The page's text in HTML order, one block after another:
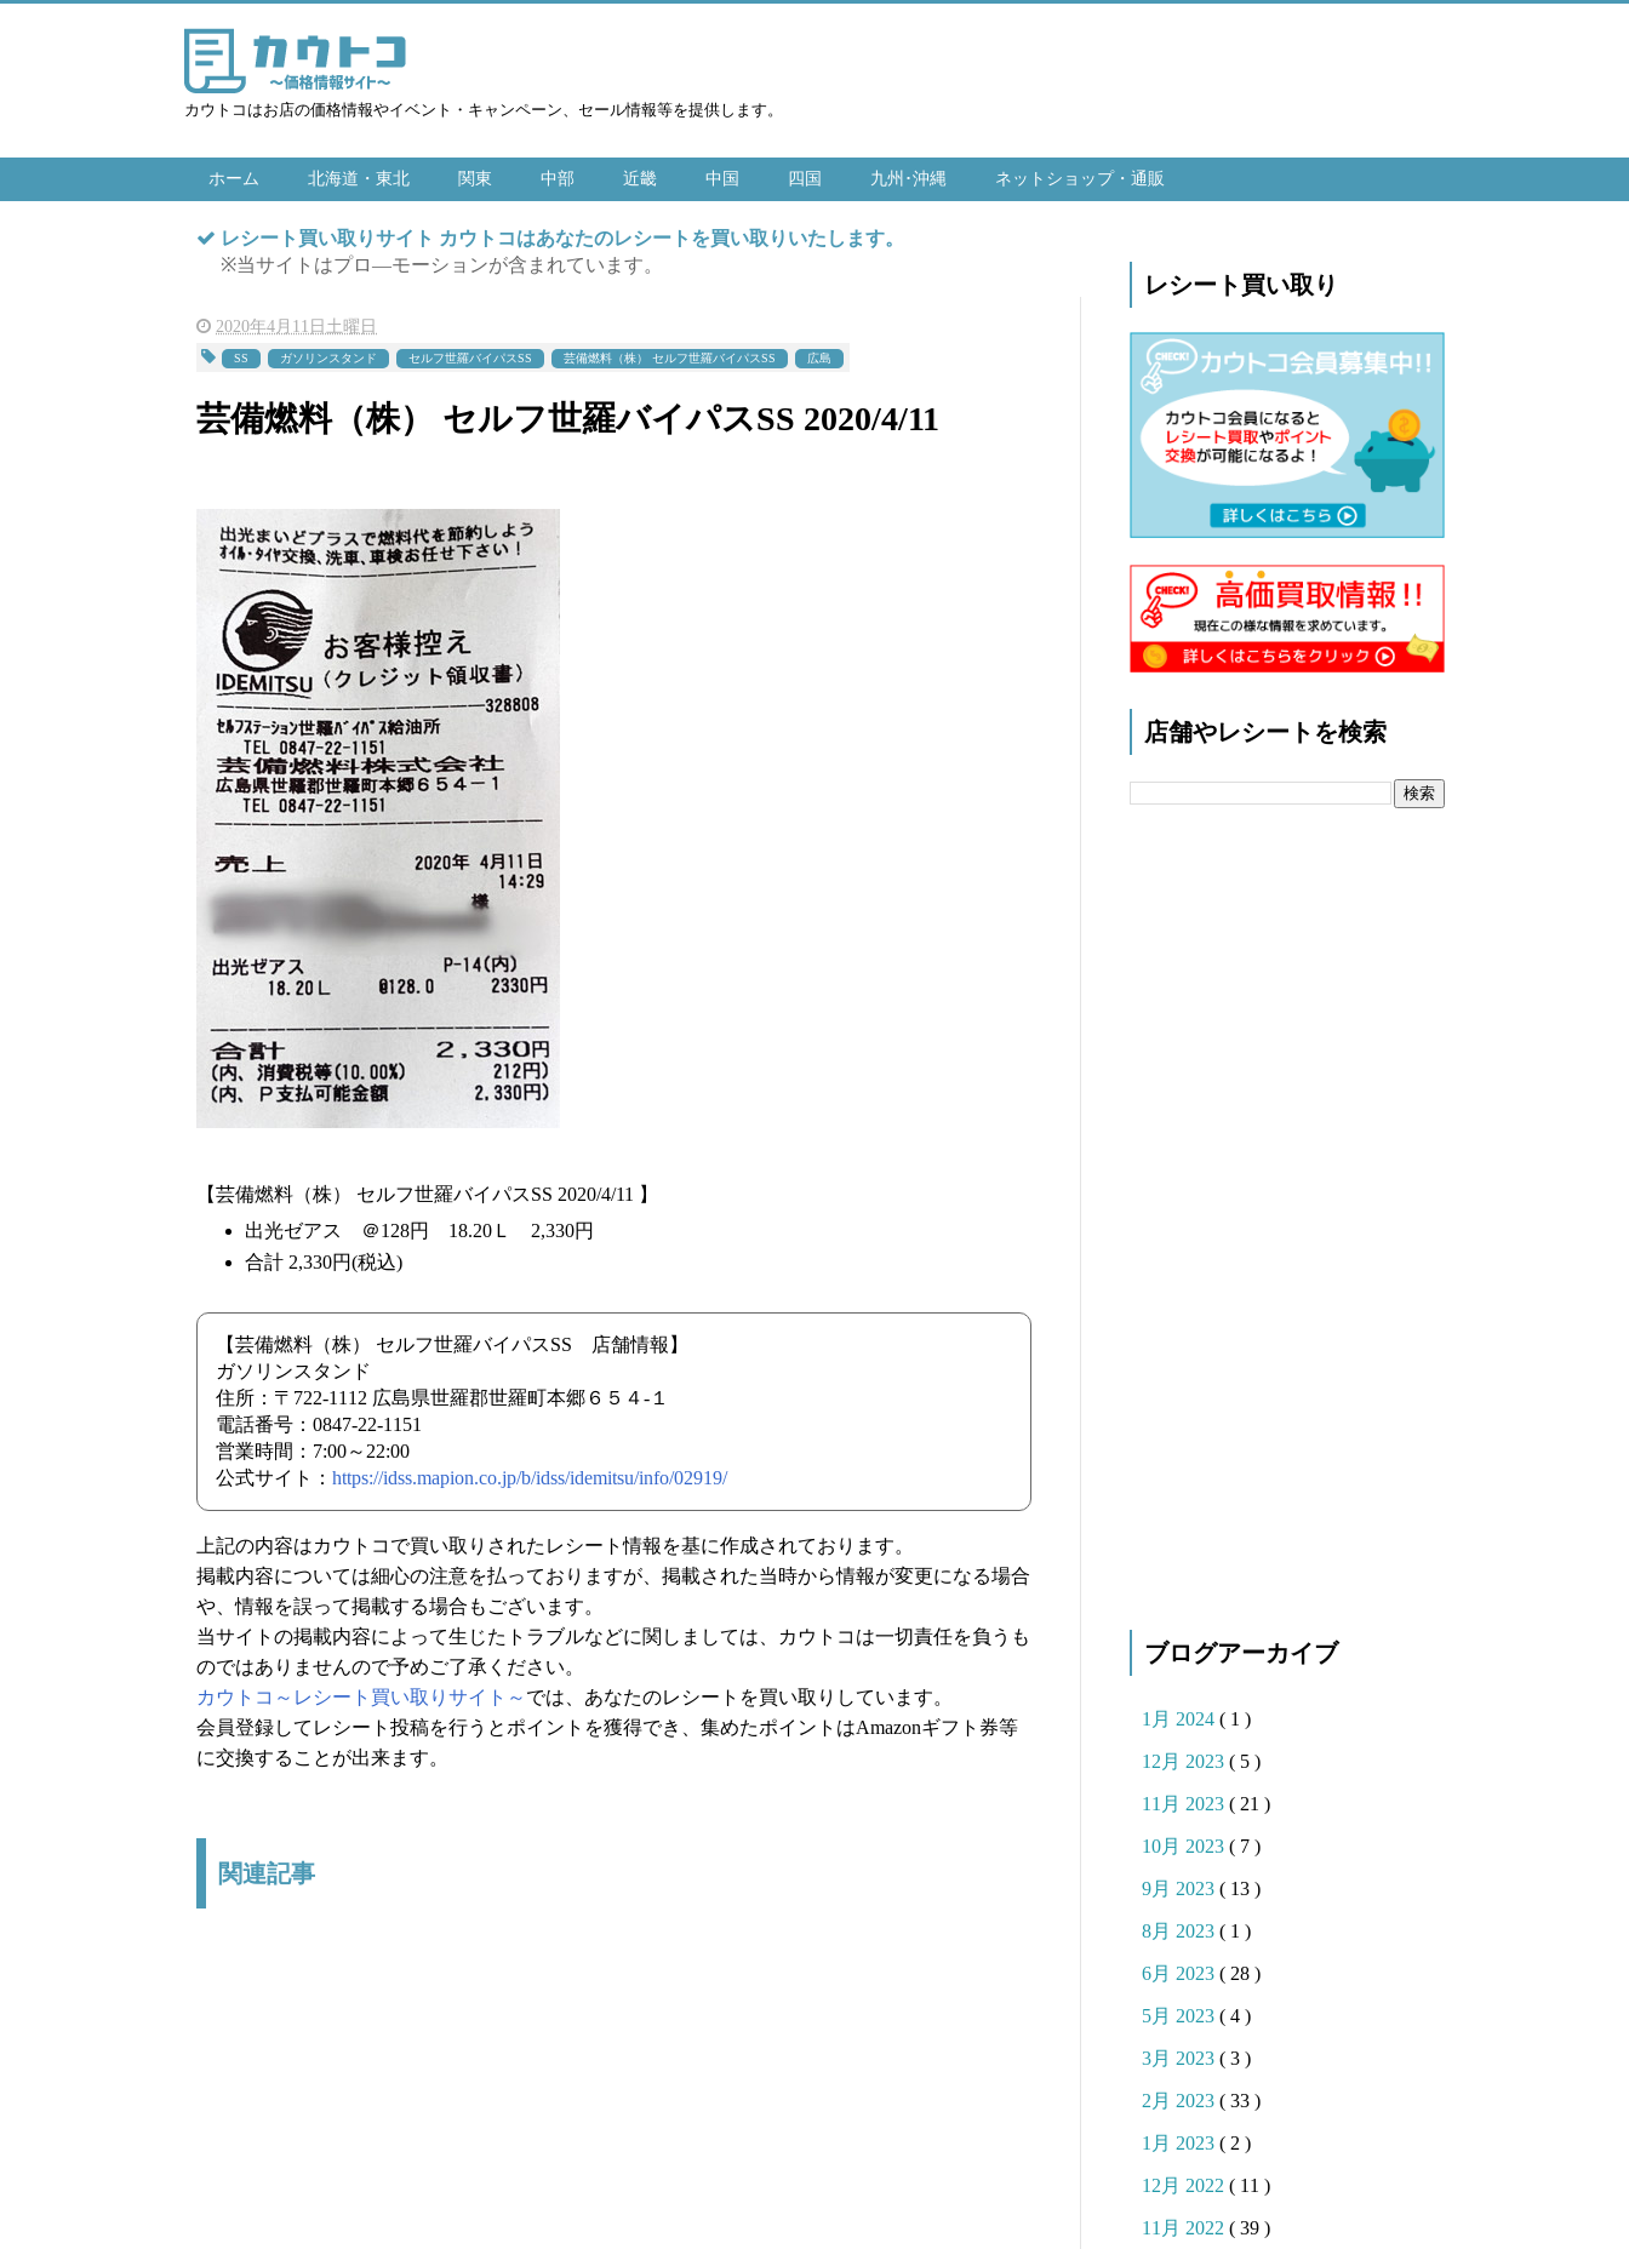
カウトコはお店の価格情報やイベント・キャンペーン、セール情報等を提供します。
ホーム 北海道・東北 関東 中部 近畿 中国 四国 九州･沖縄 ネットショップ・通販
レシート買い取りサイト カウトコはあなたのレシートを買い取りいたします。
※当サイトはプロ―モーションが含まれています。
2020年4月11日土曜日
SS ガソリンスタンド セルフ世羅バイパスSS 芸備燃料（株） セルフ世羅バイパスSS 広島
芸備燃料（株） セルフ世羅バイパスSS 2020/4/11
【芸備燃料（株） セルフ世羅バイパスSS 2020/4/11 】
出光ゼアス ＠128円 18.20Ｌ 2,330円
合計 2,330円(税込)
【芸備燃料（株） セルフ世羅バイパスSS 店舗情報】
ガソリンスタンド
住所：〒722-1112 広島県世羅郡世羅町本郷６５４-１
電話番号：0847-22-1151
営業時間：7:00～22:00
公式サイト： https://idss.mapion.co.jp/b/idss/idemitsu/info/02919/
上記の内容はカウトコで買い取りされたレシート情報を基に作成されております。
掲載内容については細心の注意を払っておりますが、掲載された当時から情報が変更になる場合
や、情報を誤って掲載する場合もございます。
当サイトの掲載内容によって生じたトラブルなどに関しましては、カウトコは一切責任を負うも
のではありませんので予めご了承ください。
カウトコ～レシート買い取りサイト～ では、あなたのレシートを買い取りしています。
会員登録してレシート投稿を行うとポイントを獲得でき、集めたポイントはAmazonギフト券等
に交換することが出来ます。
関連記事
レシート買い取り
店舗やレシートを検索
ブログアーカイブ
1月 2024 ( 1 )
12月 2023 ( 5 )
11月 2023 ( 21 )
10月 2023 ( 7 )
9月 2023 ( 13 )
8月 2023 ( 1 )
6月 2023 ( 28 )
5月 2023 ( 4 )
3月 2023 ( 3 )
2月 2023 ( 33 )
1月 2023 ( 2 )
12月 2022 ( 11 )
11月 2022 ( 39 )